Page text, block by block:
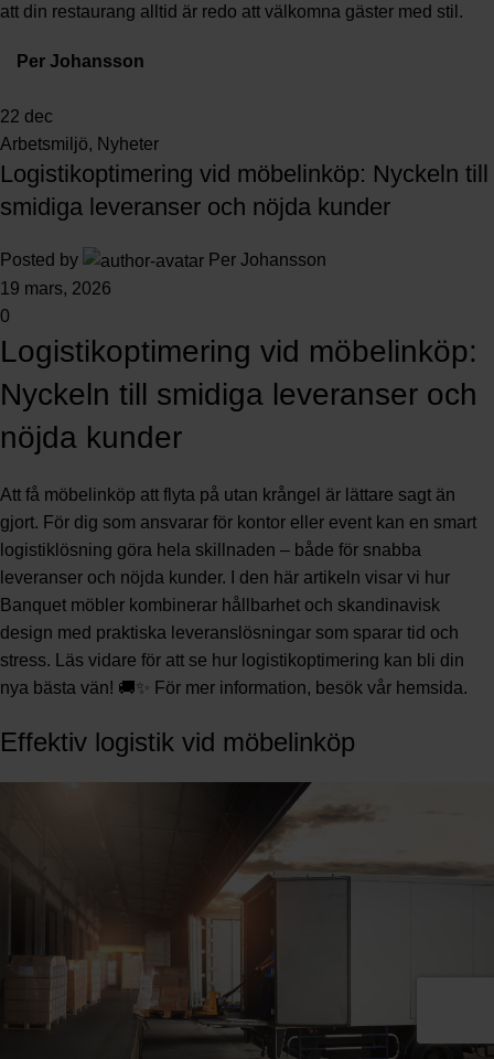
att din restaurang alltid är redo att välkomna gäster med stil.
Per Johansson
22 dec
Arbetsmiljö, Nyheter
Logistikoptimering vid möbelinköp: Nyckeln till
smidiga leveranser och nöjda kunder
Posted by
Per Johansson
19 mars, 2026
0
Logistikoptimering vid möbelinköp:
Nyckeln till smidiga leveranser och
nöjda kunder
Att få möbelinköp att flyta på utan krångel är lättare sagt än
gjort. För dig som ansvarar för kontor eller event kan en smart
logistiklösning göra hela skillnaden – både för snabba
leveranser och nöjda kunder. I den här artikeln visar vi hur
Banquet möbler kombinerar hållbarhet och skandinavisk
design med praktiska leveranslösningar som sparar tid och
stress. Läs vidare för att se hur logistikoptimering kan bli din
nya bästa vän! 🚚✨ För mer information, besök vår hemsida.
Effektiv logistik vid möbelinköp